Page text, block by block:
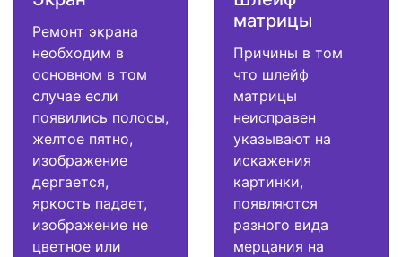
Ремонт экрана
необходим в
основном в том
случае если
появились полосы,
желтое пятно,
изображение
дергается,
яркость падает,
изображение не
цветное или
матрицы
Причины в том
что шлейф
матрицы
неисправен
указывают на
искажения
картинки,
появляются
разного вида
мерцания на